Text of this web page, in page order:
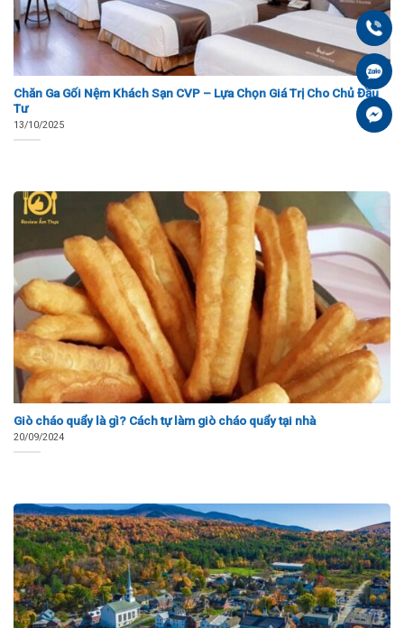
Chăn Ga Gối Nệm Khách Sạn CVP – Lựa Chọn Giá Trị Cho Chủ Đầu
Tư
13/10/2025
Giò cháo quẩy là gì? Cách tự làm giò cháo quẩy tại nhà
20/09/2024